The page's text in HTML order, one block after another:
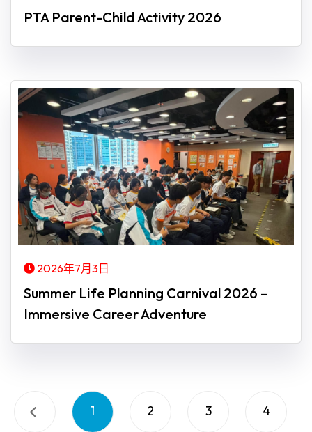
PTA Parent-Child Activity 2026
2026年7月3日
Summer Life Planning Carnival 2026 –
Immersive Career Adventure
1 2 3 4